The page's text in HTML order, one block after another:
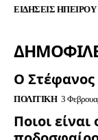
ΕΙΔΉΣΕΙΣ ΗΠΕΊΡΟΥ
Ο
ΠΟΛΙΤΙΚΉ 3
Ποιοι